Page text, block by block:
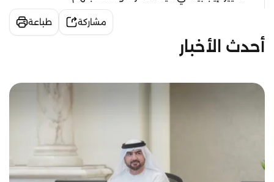
مشاركة طباعة
أحدث الأخبار